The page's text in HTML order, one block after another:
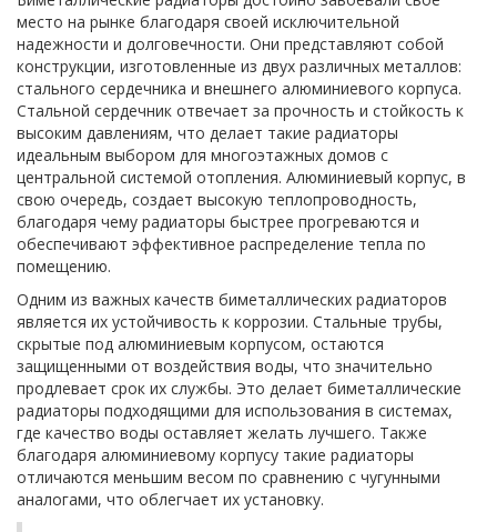
место на рынке благодаря своей исключительной
надежности и долговечности. Они представляют собой
конструкции, изготовленные из двух различных металлов:
стального сердечника и внешнего алюминиевого корпуса.
Стальной сердечник отвечает за прочность и стойкость к
высоким давлениям, что делает такие радиаторы
идеальным выбором для многоэтажных домов с
центральной системой отопления. Алюминиевый корпус, в
свою очередь, создает высокую теплопроводность,
благодаря чему радиаторы быстрее прогреваются и
обеспечивают эффективное распределение тепла по
помещению.
Одним из важных качеств биметаллических радиаторов
является их устойчивость к коррозии. Стальные трубы,
скрытые под алюминиевым корпусом, остаются
защищенными от воздействия воды, что значительно
продлевает срок их службы. Это делает биметаллические
радиаторы подходящими для использования в системах,
где качество воды оставляет желать лучшего. Также
благодаря алюминиевому корпусу такие радиаторы
отличаются меньшим весом по сравнению с чугунными
аналогами, что облегчает их установку.